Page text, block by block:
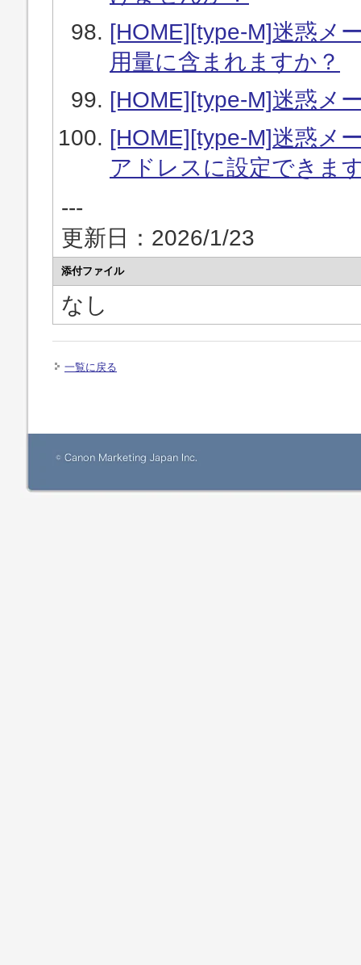
[HOME][type-M]迷惑メ
用量に含まれますか？
[HOME][type-M]迷惑メ
[HOME][type-M]迷惑メ
アドレスに設定できま
---
更新日：2026/1/23
添付ファイル
なし
一覧に戻る